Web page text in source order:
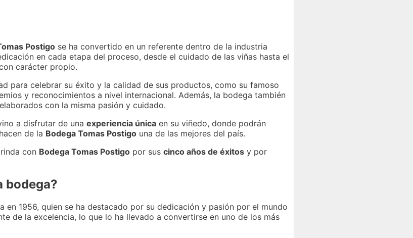
Postigo se ha convertido en un referente dentro de la industria
en cada etapa del proceso, desde el cuidado de las viñas hasta el
carácter propio.
para celebrar su éxito y la calidad de sus productos, como su famoso
y reconocimientos a nivel internacional. Además, la bodega también
con la misma pasión y cuidado.
a disfrutar de una experiencia única en su viñedo, donde podrán
de la Bodega Tomas Postigo una de las mejores del país.
con Bodega Tomas Postigo por sus cinco años de éxitos y por
bodega?
1956, quien se ha destacado por su dedicación y pasión por el mundo
de la excelencia, lo que lo ha llevado a convertirse en uno de los más